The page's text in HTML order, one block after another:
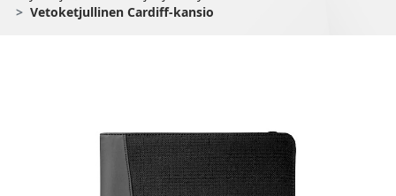
Vetoketjullinen Cardiff-kansio